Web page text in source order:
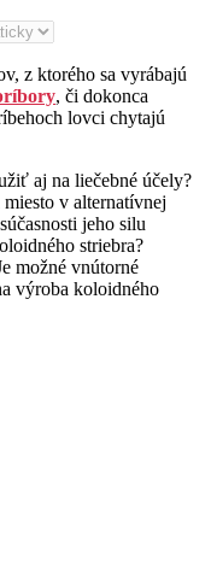
z ktorého sa vyrábajú
, či dokonca
lovci chytajú
aj na liečebné účely?
v alternatívnej
jeho silu
striebra?
možné vnútorné
výroba koloidného